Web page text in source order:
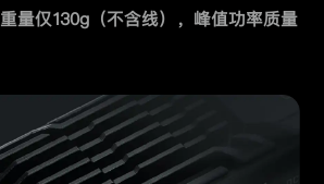
重量仅130g（不含线），峰值功率质量